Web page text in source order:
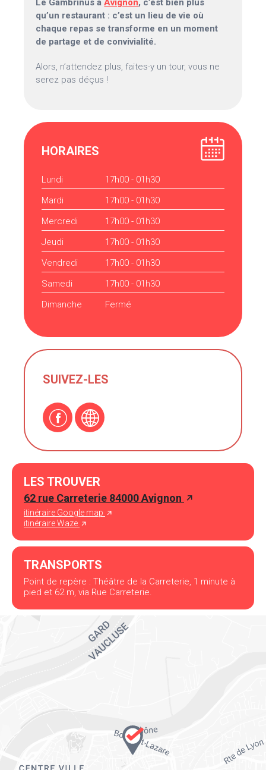
Le Gambrinus àAvignon, c’est bien plus
qu’un restaurant : c’est un lieu de vie où
chaque repas se transforme en un moment
de partage et de convivialité.
Alors, n’attendez plus, faites-y un tour, vous ne
serez pas déçus !
HORAIRES
Lundi
17h00 - 01h30
Mardi
17h00 - 01h30
Mercredi
17h00 - 01h30
Jeudi
17h00 - 01h30
Vendredi
17h00 - 01h30
Samedi
17h00 - 01h30
Dimanche
Fermé
SUIVEZ-LES
LES TROUVER
62 rue Carreterie 84000 Avignon
itinéraire Google map
itinéraire Waze
TRANSPORTS
Point de repère : Théâtre de la Carreterie, 1 minute à
pied et 62 m, via Rue Carreterie.